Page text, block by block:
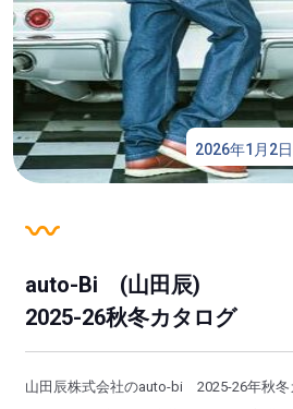
2026年1月2日
auto-Bi (山田辰)
2025-26秋冬カタログ
山田辰株式会社のauto-bi 2025-26年秋冬